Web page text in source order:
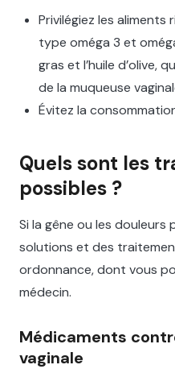
Privilégiez les aliments
type oméga 3 et
gras et l’huile d’olive,
de la muqueuse
Évitez la
Quels sont les
possibles ?
Si la gêne ou les douleurs
solutions et des
ordonnance, dont vous
médecin.
Médicaments
vaginale